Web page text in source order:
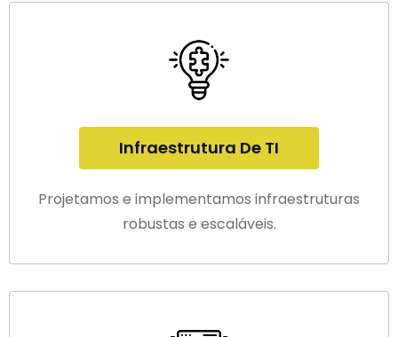
Infraestrutura De TI
Projetamos e implementamos infraestruturas
robustas e escaláveis.